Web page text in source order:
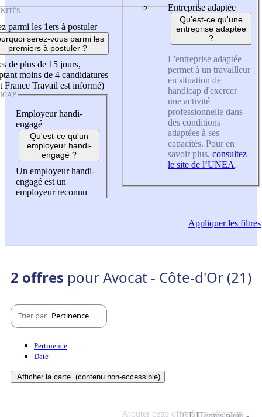
parmi les 1ers à postuler
serez-vous parmi les
premiers à postuler ?
de plus de 15 jours,
moins de 4 candidatures
France Travail est informé)
Employeur handi-
engagé
Qu'est-ce qu'un
employeur handi-
engagé ?
Un employeur handi-
engagé est un
employeur reconnu
Entreprise adaptée
Qu'est-ce qu'une
entreprise adaptée
?
L'entreprise adaptée
permet à un travailleur
en situation de
handicap d'exercer
une activité
professionnelle dans
des conditions
adaptées à ses
capacités. Pour en
savoir plus, consultez
le site de l’UNEA.
Appliquerles filtres
2 offres pour Avocat - Côte-d'Or (21)
Trier par Pertinence
Pertinence
Date
Afficher la carte (contenu non-accessible)
Ajouter cette offre à ma sélection